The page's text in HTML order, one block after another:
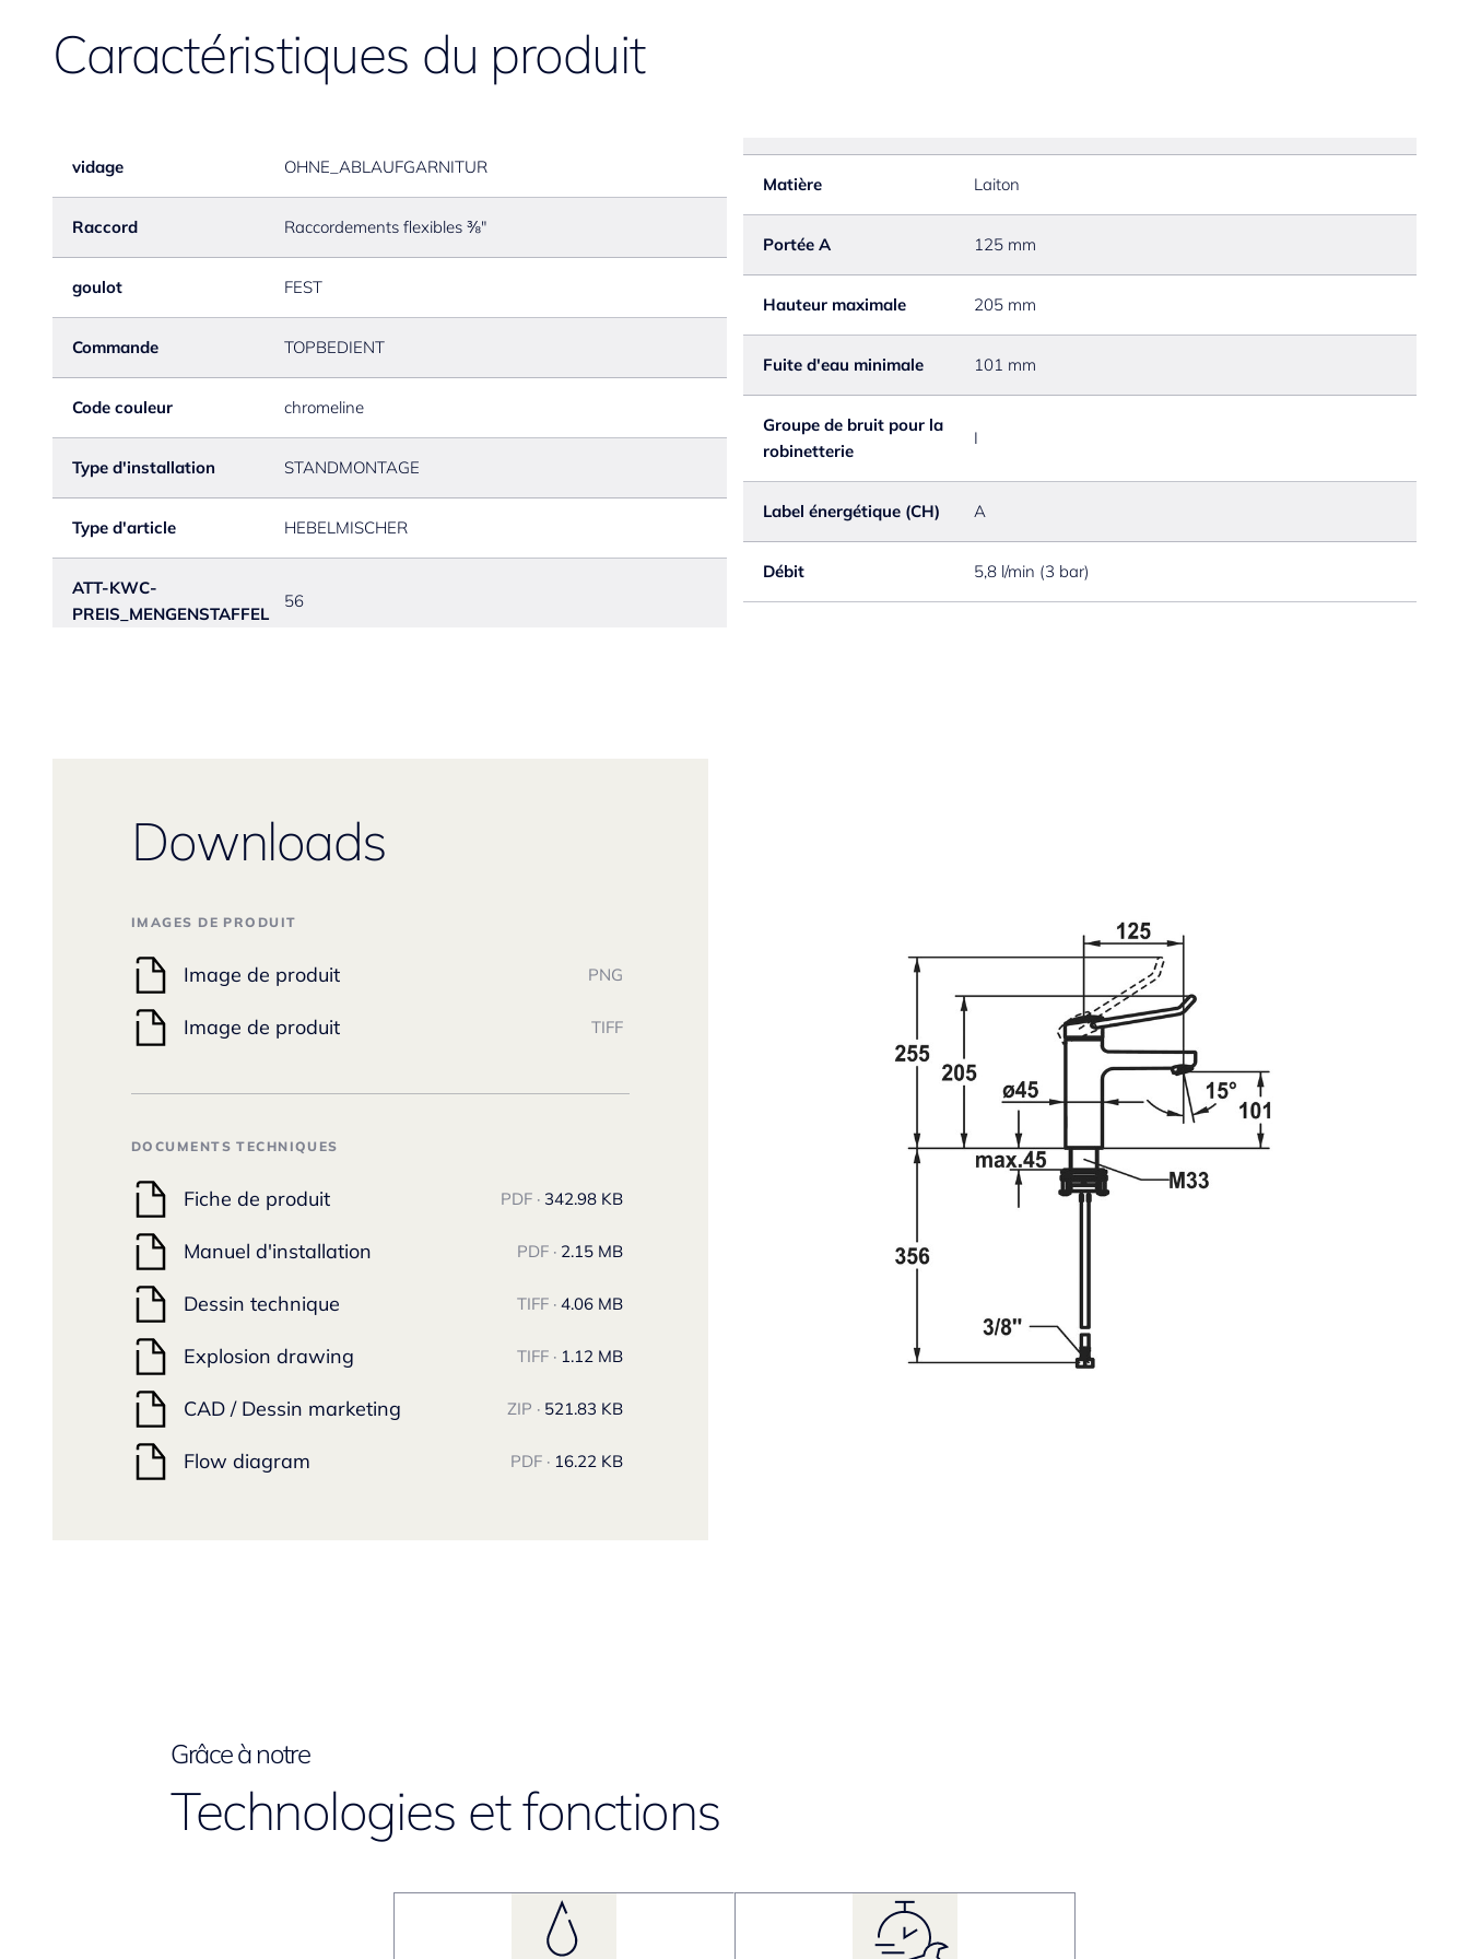
Caractéristiques du produit
vidage OHNE_ABLAUFGARNITUR
Raccord Raccordements flexibles ⅜"
goulot FEST
Commande TOPBEDIENT
Code couleur chromeline
Type d'installation STANDMONTAGE
Type d'article HEBELMISCHER
ATT-KWC-
PREIS_MENGENSTAFFEL
56
Matière Laiton
Portée A 125 mm
Hauteur maximale 205 mm
Fuite d'eau minimale 101 mm
Groupe de bruit pour la
robinetterie
I
Label énergétique (CH) A
Débit 5,8 l/min (3 bar)
Downloads
IMAGES DE PRODUIT
Image de produit PNG
Image de produit TIFF
DOCUMENTS TECHNIQUES
Fiche de produit PDF · 342.98 KB
Manuel d'installation PDF · 2.15 MB
Dessin technique TIFF · 4.06 MB
Explosion drawing TIFF · 1.12 MB
CAD / Dessin marketing ZIP · 521.83 KB
Flow diagram PDF · 16.22 KB
Grâce à notre
Technologies et fonctions